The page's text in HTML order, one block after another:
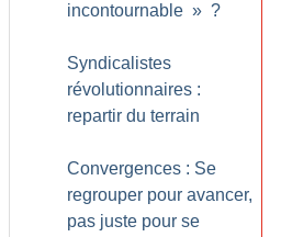
incontournable » ?
Syndicalistes
révolutionnaires :
repartir du terrain
Convergences : Se
regrouper pour avancer,
pas juste pour se